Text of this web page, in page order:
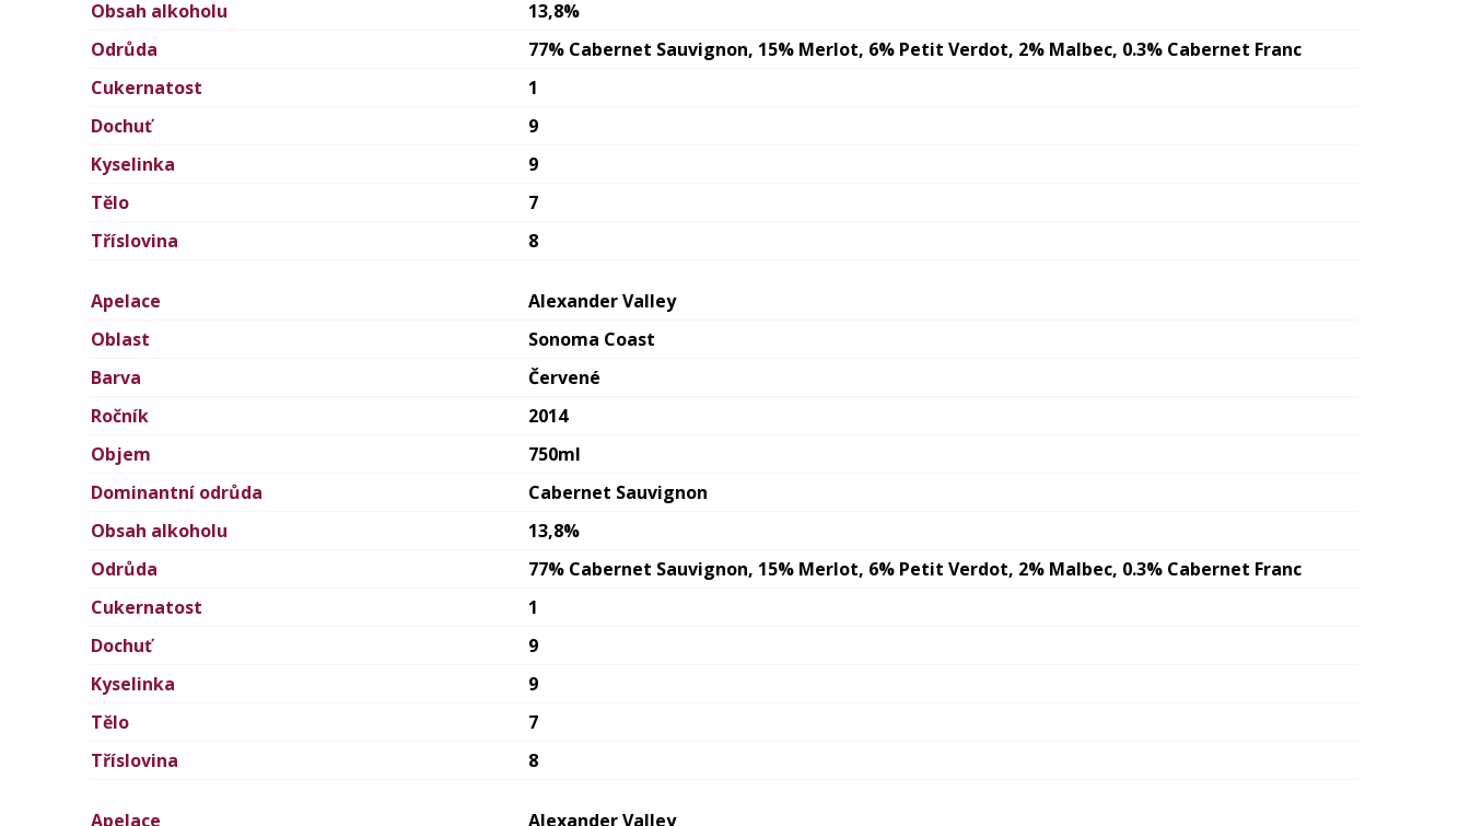
Obsah alkoholu
13,8%
Odrůda
77% Cabernet Sauvignon, 15% Merlot, 6% Petit Verdot, 2% Malbec, 0.3% Cabernet Franc
Cukernatost
1
Dochuť
9
Kyselinka
9
Tělo
7
Tříslovina
8
Apelace
Alexander Valley
Oblast
Sonoma Coast
Barva
Červené
Ročník
2014
Objem
750ml
Dominantní odrůda
Cabernet Sauvignon
Obsah alkoholu
13,8%
Odrůda
77% Cabernet Sauvignon, 15% Merlot, 6% Petit Verdot, 2% Malbec, 0.3% Cabernet Franc
Cukernatost
1
Dochuť
9
Kyselinka
9
Tělo
7
Tříslovina
8
Apelace Alexander Valley